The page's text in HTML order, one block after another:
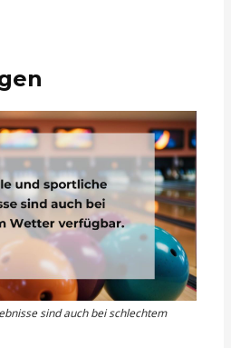
sind auch bei schlechtem